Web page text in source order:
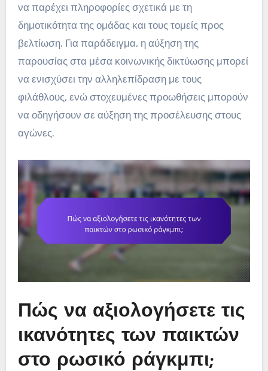
να παρέχει πληροφορίες σχετικά με τη
δημοτικότητα της ομάδας και τους τομείς προς
βελτίωση. Για παράδειγμα, η αύξηση της
παρουσίας στα μέσα κοινωνικής δικτύωσης μπορεί
να ενισχύσει την αλληλεπίδραση με τους
φιλάθλους, ενώ στοχευμένες προωθήσεις μπορούν
να οδηγήσουν σε αύξηση της προσέλευσης στους
αγώνες.
Πώς να αξιολογήσετε τις
ικανότητες των παικτών
στο ρωσικό ράγκμπι;